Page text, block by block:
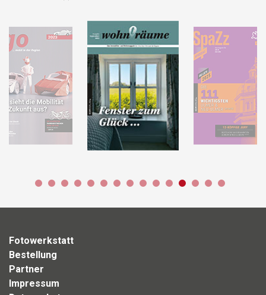
Fotowerkstatt
Bestellung
Partner
Impressum